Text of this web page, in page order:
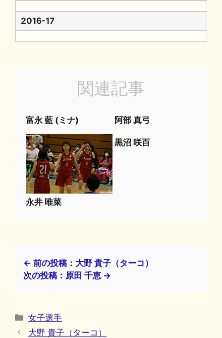
2016-17
関連記事
富永 藍 (ミナ) 阿部 真弓
永井 唯菜
黒沼 咲百
← 前の投稿：大野 貴子（ターコ）
次の投稿：原田 千恵 →
カ
テ
女子選手
大野 貴子（ターコ）